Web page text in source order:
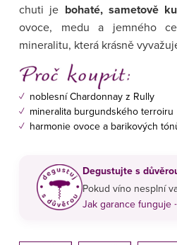
chuti je bohaté, sametově
ovoce, medu a jemného
mineralitu, která krásně
✓noblesní Chardonnay z Rully
✓mineralita burgundského terroiru
✓harmonie ovoce a barikových
Degustujte s
Pokud víno nesplní
Jak garance funguje